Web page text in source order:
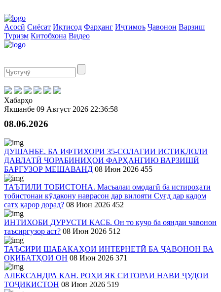
Асосӣ Сиёсат Иқтисод Фарҳанг Иҷтимоъ Ҷавонон Варзиш
Туризм Китобхона Видео
Хабарҳо
Якшанбе 09 Август 2026 22:36:58
08.06.2026
ДУШАНБЕ. БА ИФТИХОРИ 35-СОЛАГИИ ИСТИҚЛОЛИ
ДАВЛАТӢ ЧОРАБИНИҲОИ ФАРҲАНГИЮ ВАРЗИШӢ
БАРГУЗОР МЕШАВАНД 08 Июн 2026 455
ТАЪТИЛИ ТОБИСТОНА. Масъалаи омодагӣ ба истироҳати
тобистонаи кӯдакону наврасон дар вилояти Суғд дар кадом
сатҳ қарор дорад? 08 Июн 2026 452
ИНТИХОБИ ДУРУСТИ КАСБ. Он то куҷо ба ояндаи ҷавонон
таъсиргузор аст? 08 Июн 2026 512
ТАЪСИРИ ШАБАКАҲОИ ИНТЕРНЕТӢ БА ҶАВОНОН ВА
ОҚИБАТҲОИ ОН 08 Июн 2026 371
АЛЕКСАНДРА КАН. РОҲИ ЯК СИТОРАИ НАВИ ҶУДОИ
ТОҶИКИСТОН 08 Июн 2026 519